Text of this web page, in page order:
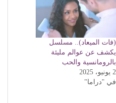
(فات الميعاد).. مسلسل
يكشف عن عوالم مليئة
بالرومانسية والحب
2 يونيو، 2025
في "دراما"